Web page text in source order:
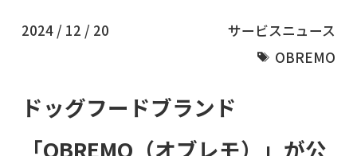
2024 / 12 / 20
サービスニュース
OBREMO
ドッグフードブランド
「OBREMO（オブレモ）」が公